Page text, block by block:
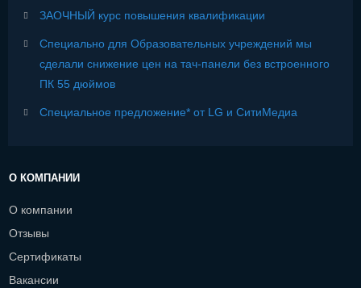
ЗАОЧНЫЙ курс повышения квалификации
Специально для Образовательных учреждений мы
сделали снижение цен на тач-панели без встроенного
ПК 55 дюймов
Специальное предложение* от LG и СитиМедиа
О КОМПАНИИ
О компании
Отзывы
Сертификаты
Вакансии